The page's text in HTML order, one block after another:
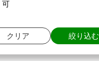
可
クリア 絞り込む